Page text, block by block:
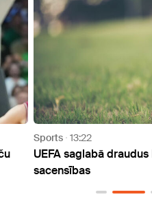
Sports 09:03
Šovakar Kuldīgā varēs
Sprides Ginesa